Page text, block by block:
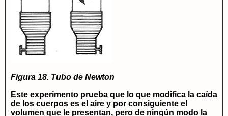
Figura 18. Tubo de Newton
Este experimento prueba que lo que modifica la caída
de los cuerpos es el aire y por consiguiente el
volumen que le presentan, pero de ningún modo la